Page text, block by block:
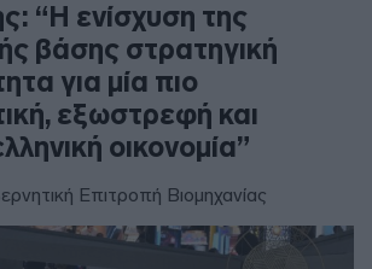
“Η ενίσχυση της
βάσης στρατηγική
για μία πιο
εξωστρεφή και
οικονομία”
Επιτροπή Βιομηχανίας